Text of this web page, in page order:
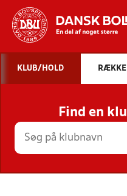
STILLINGER,
KLUB/HOLD RÆKKE
Find en